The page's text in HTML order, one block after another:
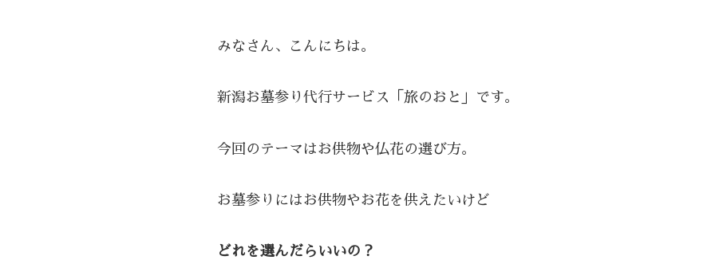
みなさん、こんにちは。
新潟お墓参り代行サービス「旅のおと」です。
今回のテーマはお供物や仏花の選び方。
お墓参りにはお供物やお花を供えたいけど
どれを選んだらいいの？